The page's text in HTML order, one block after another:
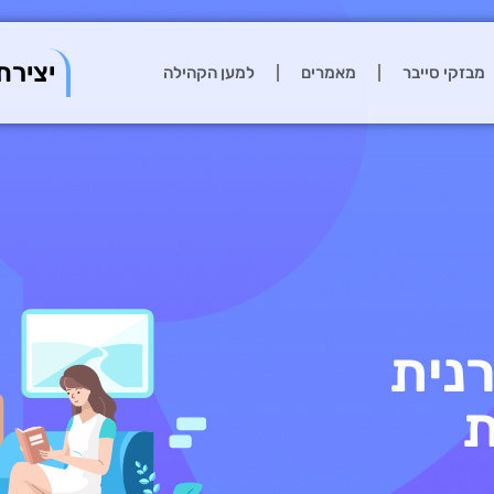
מבזקי סייבר מאמרים למען הקהילה